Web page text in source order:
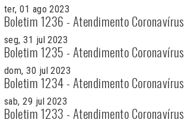
ter, 01 ago 2023
Boletim 1236 - Atendimento Coronavírus
seg, 31 jul 2023
Boletim 1235 - Atendimento Coronavírus
dom, 30 jul 2023
Boletim 1234 - Atendimento Coronavírus
sab, 29 jul 2023
Boletim 1233 - Atendimento Coronavírus